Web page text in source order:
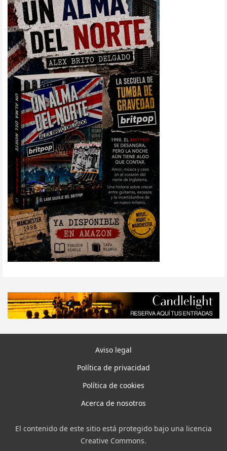
Aviso legal
Política de privacidad
Política de cookies
Acerca de nosotros
El contenido de este sitio está protegido bajo una licencia
Creative Commons.